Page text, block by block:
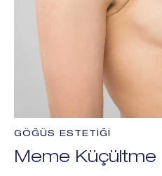
Meme Küçültme
GÖĞÜS ESTETIĞI